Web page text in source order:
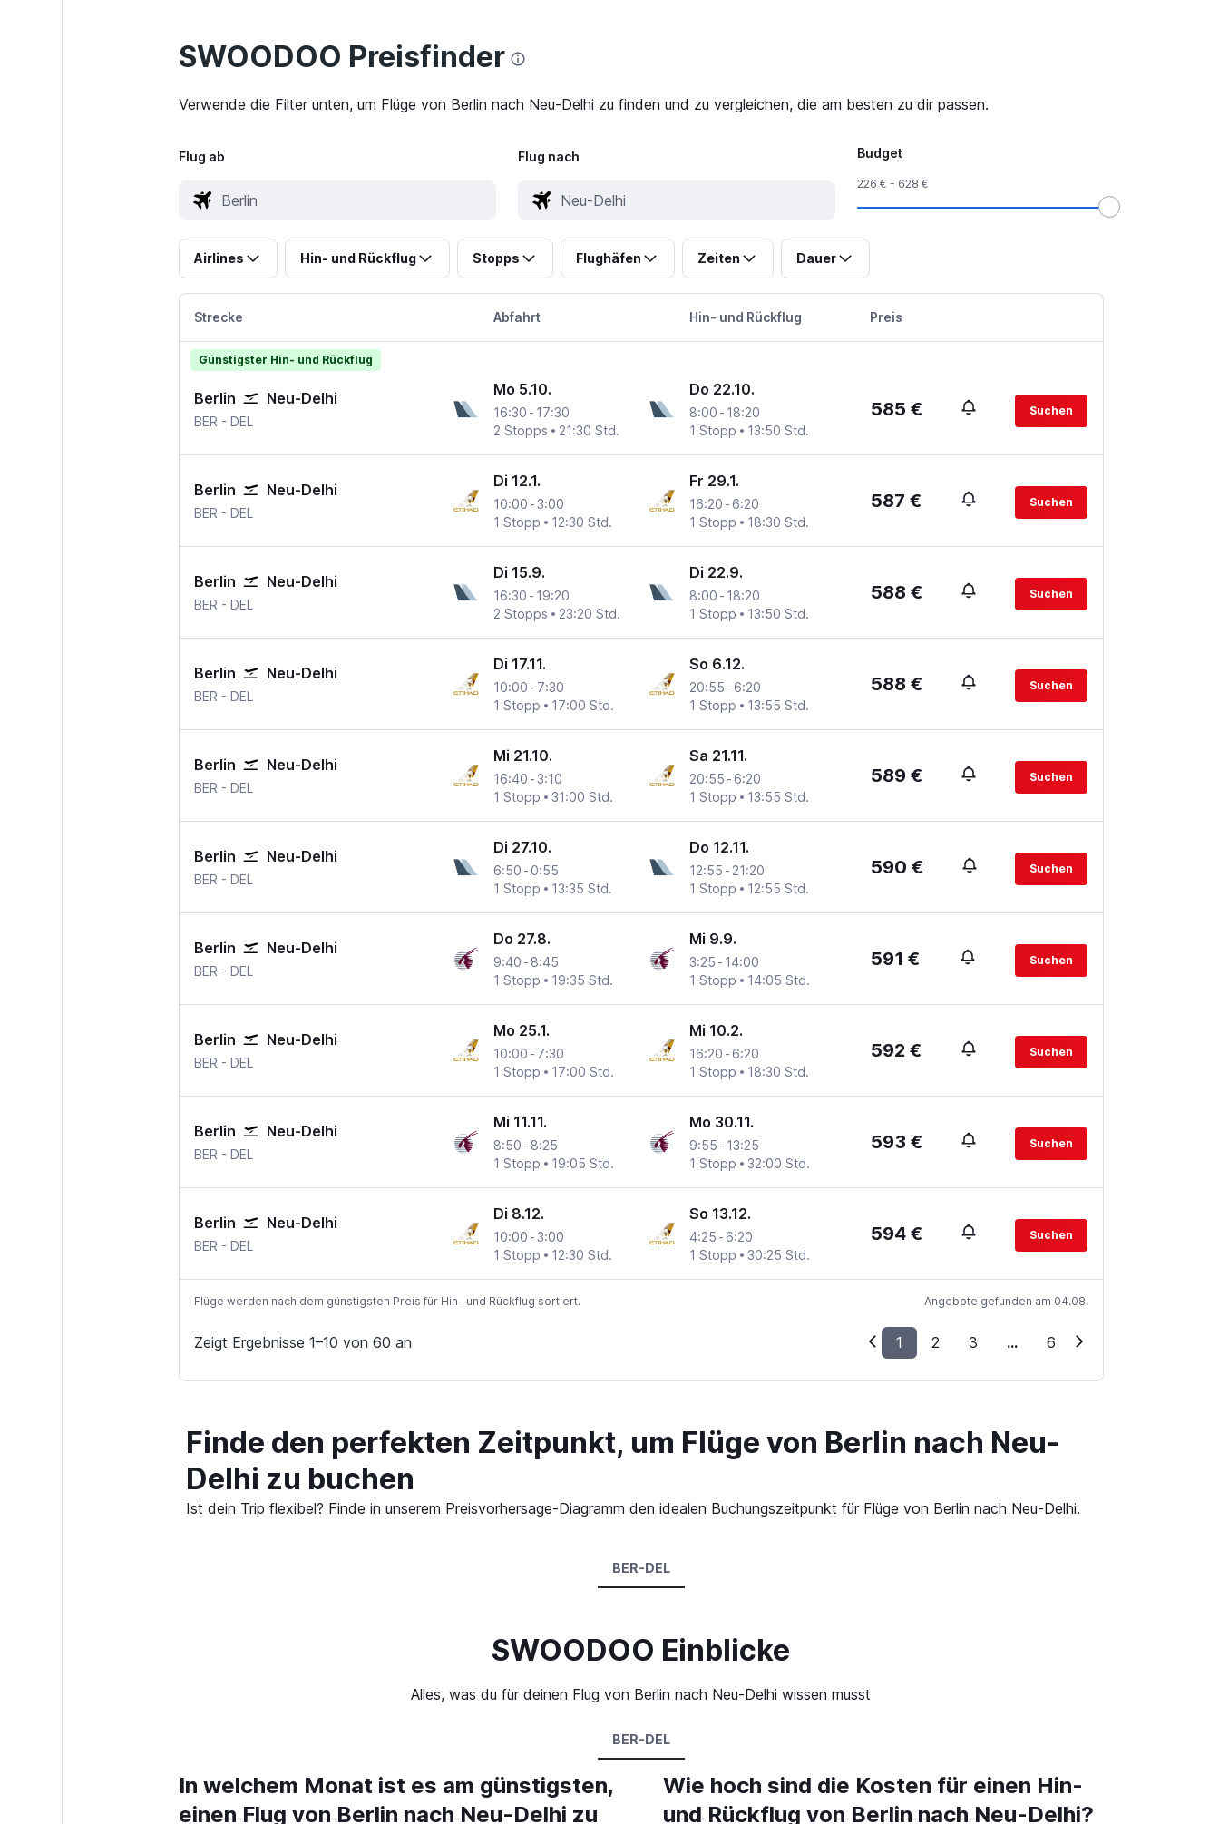
SWOODOO Preisfinder
Verwende die Filter unten, um Flüge von Berlin nach Neu-Delhi zu finden und zu vergleichen, die am besten zu dir passen.
Flug ab Flug nach Budget
226 € - 628 €
Airlines Hin- und Rückflug Stopps Flughäfen Zeiten Dauer
Strecke Abfahrt Hin- und Rückflug Preis
Günstigster Hin- und Rückflug
Berlin Neu-Delhi
BER - DEL
Mo 5.10.
16:30 - 17:30
2 Stopps
21:30 Std.
Do 22.10.
8:00 - 18:20
1 Stopp
13:50 Std.
585 € Suchen
Berlin Neu-Delhi
BER - DEL
Di 12.1.
10:00 - 3:00
1 Stopp
12:30 Std.
Fr 29.1.
16:20 - 6:20
1 Stopp
18:30 Std.
587 € Suchen
Berlin Neu-Delhi
BER - DEL
Di 15.9.
16:30 - 19:20
2 Stopps
23:20 Std.
Di 22.9.
8:00 - 18:20
1 Stopp
13:50 Std.
588 € Suchen
Berlin Neu-Delhi
BER - DEL
Di 17.11.
10:00 - 7:30
1 Stopp
17:00 Std.
So 6.12.
20:55 - 6:20
1 Stopp
13:55 Std.
588 € Suchen
Berlin Neu-Delhi
BER - DEL
Mi 21.10.
16:40 - 3:10
1 Stopp
31:00 Std.
Sa 21.11.
20:55 - 6:20
1 Stopp
13:55 Std.
589 € Suchen
Berlin Neu-Delhi
BER - DEL
Di 27.10.
6:50 - 0:55
1 Stopp
13:35 Std.
Do 12.11.
12:55 - 21:20
1 Stopp
12:55 Std.
590 € Suchen
Berlin Neu-Delhi
BER - DEL
Do 27.8.
9:40 - 8:45
1 Stopp
19:35 Std.
Mi 9.9.
3:25 - 14:00
1 Stopp
14:05 Std.
591 € Suchen
Berlin Neu-Delhi
BER - DEL
Mo 25.1.
10:00 - 7:30
1 Stopp
17:00 Std.
Mi 10.2.
16:20 - 6:20
1 Stopp
18:30 Std.
592 € Suchen
Berlin Neu-Delhi
BER - DEL
Mi 11.11.
8:50 - 8:25
1 Stopp
19:05 Std.
Mo 30.11.
9:55 - 13:25
1 Stopp
32:00 Std.
593 € Suchen
Berlin Neu-Delhi
BER - DEL
Di 8.12.
10:00 - 3:00
1 Stopp
12:30 Std.
So 13.12.
4:25 - 6:20
1 Stopp
30:25 Std.
594 € Suchen
Flüge werden nach dem günstigsten Preis für Hin- und Rückflug sortiert. Angebote gefunden am 04.08.
Zeigt Ergebnisse 1–10 von 60 an 1 2 3 ... 6
Finde den perfekten Zeitpunkt, um Flüge von Berlin nach Neu-
Delhi zu buchen
Ist dein Trip flexibel? Finde in unserem Preisvorhersage-Diagramm den idealen Buchungszeitpunkt für Flüge von Berlin nach Neu-Delhi.
BER-DEL
SWOODOO Einblicke
Alles, was du für deinen Flug von Berlin nach Neu-Delhi wissen musst
BER-DEL
In welchem Monat ist es am günstigsten,
einen Flug von Berlin nach Neu-Delhi zu
Wie hoch sind die Kosten für einen Hin-
und Rückflug von Berlin nach Neu-Delhi?